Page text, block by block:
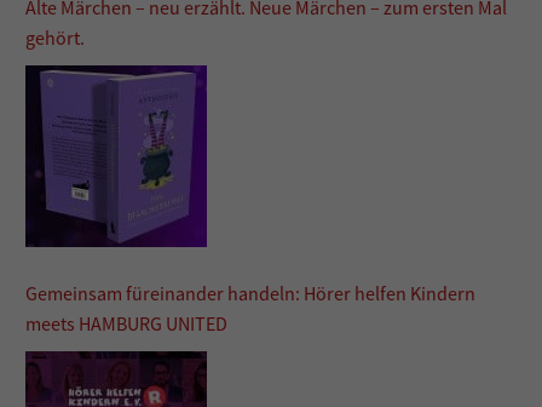
Alte Märchen – neu erzählt. Neue Märchen – zum ersten Mal
gehört.
Gemeinsam füreinander handeln: Hörer helfen Kindern
meets HAMBURG UNITED